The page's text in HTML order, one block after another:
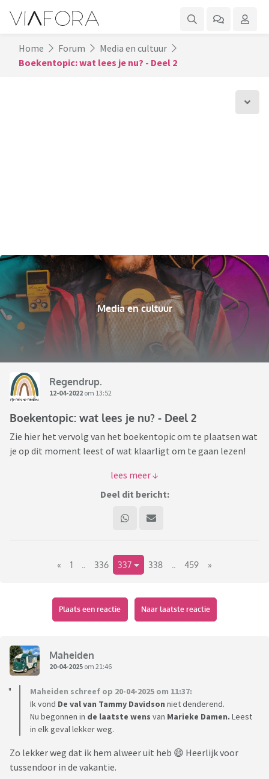
Home Forum
Media en cultuur
Boekentopic: wat lees je nu? - Deel 2
Media en cultuur
Regendrup.
12-04-2022 om 13:52
Boekentopic: wat lees je nu? - Deel 2
Zie hier het vervolg van het boekentopic om te plaatsen wat
je op dit moment leest of wat klaarligt om te gaan lezen!
Eventueel kun je erbij schrijven wat je er tot nu toe van vindt
of waarom je ervoor gekozen hebt dit boek te gaan lezen.
https://www.viafora.nl/forum/media-en-
Deel dit bericht:
« 1 336 337 338 459 »
Plaats een reactie Naar laatste reactie
Maheiden
20-04-2025 om 21:46
Maheiden schreef op 20-04-2025 om 11:37:
Ik vond De val van Tammy Davidson niet denderend.
Nu begonnen in de laatste wens van Marieke Damen. Leest
in elk geval lekker weg.
Zo lekker weg dat ik hem alweer uit heb 😄 Heerlijk voor
tussendoor in de vakantie.